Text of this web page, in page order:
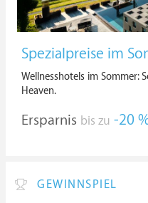
Spezialpreise im
Wellnesshotels im Sommer:
Heaven.
Ersparnis bis zu -20
GEWINNSPIEL